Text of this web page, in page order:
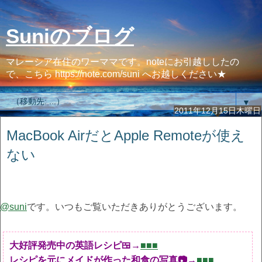
Suniのブログ
マレーシア在住のワーママです。noteにお引越ししたの
で、こちら https://note.com/suni へお越しください★
▼
2011年12月15日木曜日
MacBook AirだとApple Remoteが使え
ない
@suniです。いつもご覧いただきありがとうございます。
大好評発売中の英語レシピ🍱→ ■■■
レシピを元にメイドが作った和食の写真📷→ ■■■